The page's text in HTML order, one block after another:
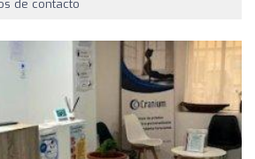
de contacto